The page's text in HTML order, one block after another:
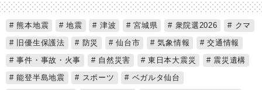
熊本地震 地震 津波 宮城県 衆院選2026
クマ
旧優生保護法
防災 仙台市 気象情報
交通情報
事件・事故・火事
自然災害 東日本大震災
震災遺構
能登半島地震
スポーツ
ベガルタ仙台